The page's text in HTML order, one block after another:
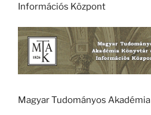
Információs Központ
Magyar Tudományos Akadémia